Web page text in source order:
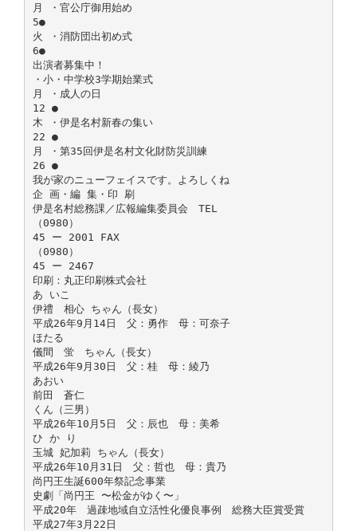
月 ・官公庁御用始め
5●
火 ・消防団出初め式
6●
出演者募集中！
・小・中学校3学期始業式
月 ・成人の日
12 ●
木 ・伊是名村新春の集い
22 ●
月 ・第35回伊是名村文化財防災訓練
26 ●
我が家のニューフェイスです。よろしくね
企 画・編 集・印 刷
伊是名村総務課／広報編集委員会 TEL
（0980）
45 ー 2001 FAX
（0980）
45 ー 2467
印刷：丸正印刷株式会社
あ いこ
伊禮 相心 ちゃん（長女）
平成26年9月14日 父：勇作 母：可奈子
ほたる
儀間 蛍 ちゃん（長女）
平成26年9月30日 父：桂 母：綾乃
あおい
前田 蒼仁
くん（三男）
平成26年10月5日 父：辰也 母：美希
ひ か り
玉城 妃加莉 ちゃん（長女）
平成26年10月31日 父：哲也 母：貴乃
尚円王生誕600年祭記念事業
史劇「尚円王 〜松金がゆく〜」
平成20年 過疎地域自立活性化優良事例 総務大臣賞受賞
平成27年3月22日